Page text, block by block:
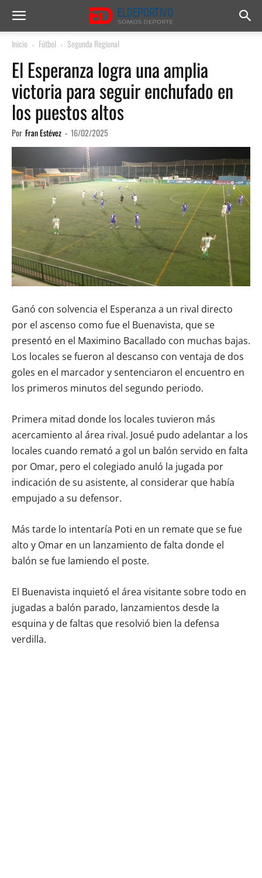
Inicio Fútbol Segunda Regional
El Esperanza logra una amplia
victoria para seguir enchufado en
los puestos altos
Por Fran Estévez - 16/02/2025
Ganó con solvencia el Esperanza a un rival directo
por el ascenso como fue el Buenavista, que se
presentó en el Maximino Bacallado con muchas bajas.
Los locales se fueron al descanso con ventaja de dos
goles en el marcador y sentenciaron el encuentro en
los primeros minutos del segundo periodo.
Primera mitad donde los locales tuvieron más
acercamiento al área rival. Josué pudo adelantar a los
locales cuando remató a gol un balón servido en falta
por Omar, pero el colegiado anuló la jugada por
indicación de su asistente, al considerar que había
empujado a su defensor.
Más tarde lo intentaría Poti en un remate que se fue
alto y Omar en un lanzamiento de falta donde el
balón se fue lamiendo el poste.
El Buenavista inquietó el área visitante sobre todo en
jugadas a balón parado, lanzamientos desde la
esquina y de faltas que resolvió bien la defensa
verdilla.